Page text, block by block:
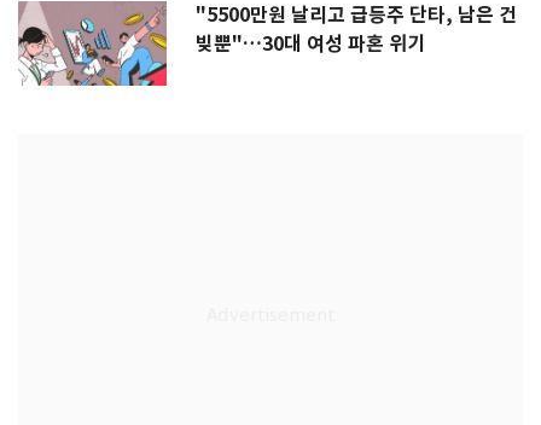
"5500만원 날리고 급등주 단타, 남은 건
빚뿐"…30대 여성 파혼 위기